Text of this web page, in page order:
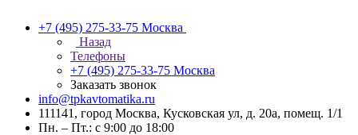
+7 (495) 275-33-75 Москва
Назад
Телефоны
+7 (495) 275-33-75 Москва
Заказать звонок
info@tpkavtomatika.ru
111141, город Москва, Кусковская ул, д. 20а, помещ. 1/1
Пн. – Пт.: с 9:00 до 18:00